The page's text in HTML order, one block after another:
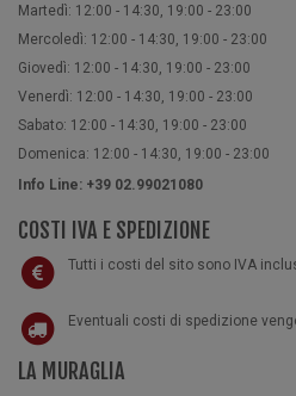
Martedì: 12:00 - 14:30, 19:00 - 23:00
Mercoledì: 12:00 - 14:30, 19:00 - 23:00
Giovedì: 12:00 - 14:30, 19:00 - 23:00
Venerdì: 12:00 - 14:30, 19:00 - 23:00
Sabato: 12:00 - 14:30, 19:00 - 23:00
Domenica: 12:00 - 14:30, 19:00 - 23:00
Info Line: +39 02.99021080
COSTI IVA E SPEDIZIONE
Tutti i costi del sito sono IVA
Eventuali costi di spedizione
LA MURAGLIA